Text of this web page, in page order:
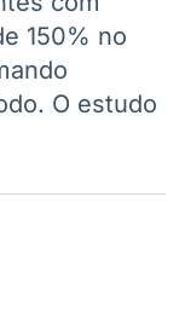
Datafeed
150% no
O estudo